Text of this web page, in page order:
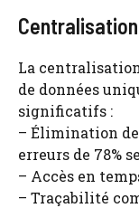
La
de données
significatifs :
– Élimination
erreurs de 78%
– Accès en
– Traçabilité